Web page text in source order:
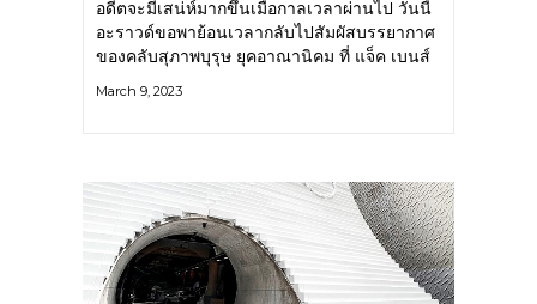
อดีตจะมีเสน่ห์มากขึ้นเมื่อกาลเวลาผ่านไป วันนี้
อะราวด์ขอพาย้อนเวลากลับไปสัมผัสบรรยากาศ
ของคลับสุภาพบุรุษ ยุคอาณานิคม ที่ แจ็ค เบนส์
March 9, 2023